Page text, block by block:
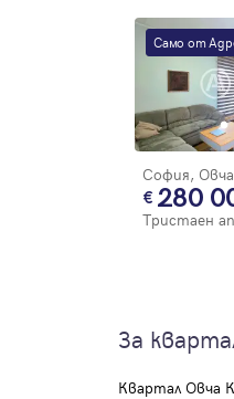
Само от
София, Овча
280
Тристаен
За
Квартал Овча